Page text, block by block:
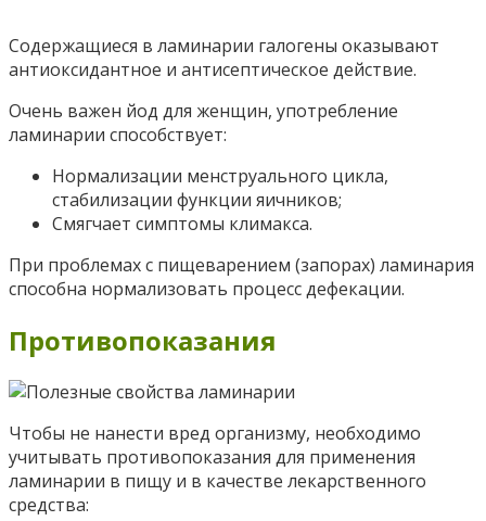
Содержащиеся в ламинарии галогены оказывают
антиоксидантное и антисептическое действие.
Очень важен йод для женщин, употребление
ламинарии способствует:
Нормализации менструального цикла,
стабилизации функции яичников;
Смягчает симптомы климакса.
При проблемах с пищеварением (запорах) ламинария
способна нормализовать процесс дефекации.
Противопоказания
Чтобы не нанести вред организму, необходимо
учитывать противопоказания для применения
ламинарии в пищу и в качестве лекарственного
средства: